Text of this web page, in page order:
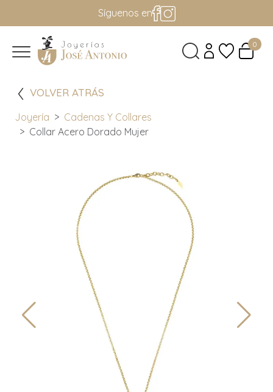
Síguenos en
0
VOLVER ATRÁS
Joyería
Cadenas Y Collares
Collar Acero Dorado Mujer